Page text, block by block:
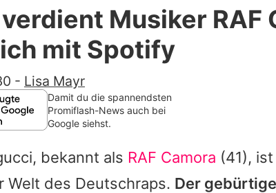
Stars
Filme & Serien
Lifestyle
Familie & Liebe
Alle Themen auf Promiflash
Musiker RAF
mit Spotify
- Lisa Mayr
Damit du die spannendsten
Promiflash-News auch bei
Google siehst.
bekannt als RAF Camora (41),
Welt des Deutschraps. Der